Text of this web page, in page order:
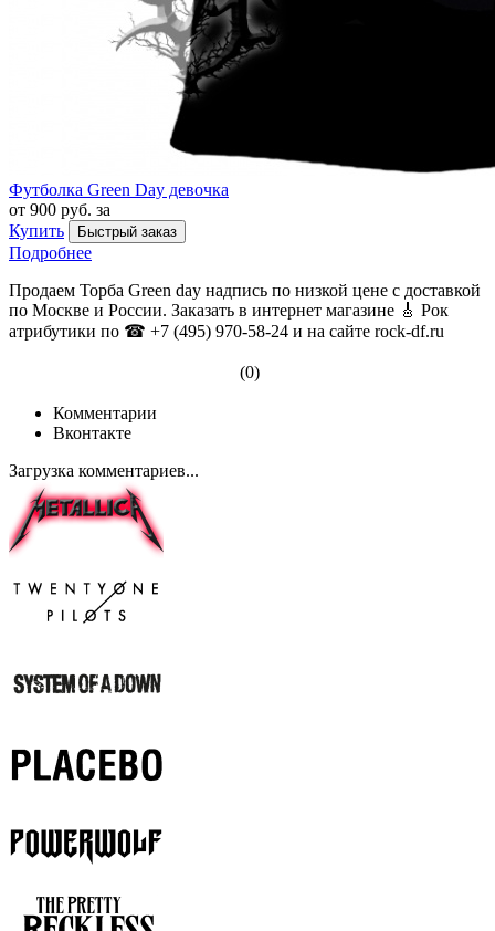
Футболка Green Day девочка
от 900 руб. за
Купить
Быстрый заказ
Подробнее
Продаем Торба Green day надпись по низкой цене с доставкой
по Москве и России. Заказать в интернет магазине 🎸 Рок
атрибутики по ☎ +7 (495) 970-58-24 и на сайте rock-df.ru
(0)
Комментарии
Вконтакте
Загрузка комментариев...